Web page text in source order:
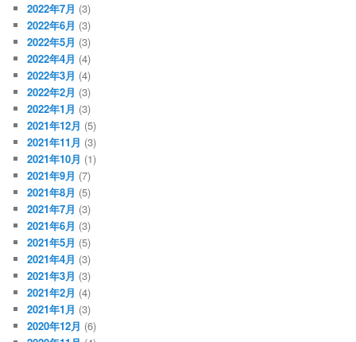
2022年7月 (3)
2022年6月 (3)
2022年5月 (3)
2022年4月 (4)
2022年3月 (4)
2022年2月 (3)
2022年1月 (3)
2021年12月 (5)
2021年11月 (3)
2021年10月 (1)
2021年9月 (7)
2021年8月 (5)
2021年7月 (3)
2021年6月 (3)
2021年5月 (5)
2021年4月 (3)
2021年3月 (3)
2021年2月 (4)
2021年1月 (3)
2020年12月 (6)